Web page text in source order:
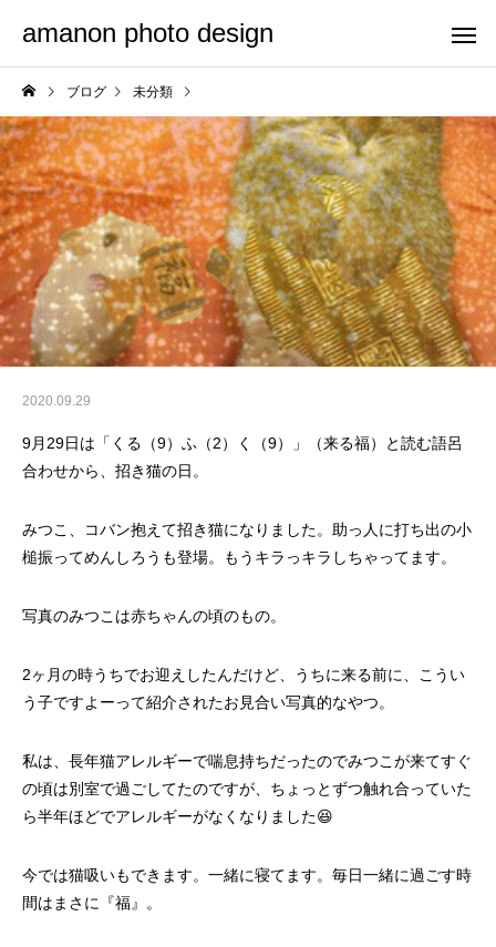
amanon photo design
ブログ 未分類
2020.09.29
9月29日は「くる（9）ふ（2）く（9）」（来る福）と読む語呂
合わせから、招き猫の日。
みつこ、コバン抱えて招き猫になりました。助っ人に打ち出の小
槌振ってめんしろうも登場。もうキラっキラしちゃってます。
写真のみつこは赤ちゃんの頃のもの。
2ヶ月の時うちでお迎えしたんだけど、うちに来る前に、こうい
う子ですよーって紹介されたお見合い写真的なやつ。
私は、長年猫アレルギーで喘息持ちだったのでみつこが来てすぐ
の頃は別室で過ごしてたのですが、ちょっとずつ触れ合っていた
ら半年ほどでアレルギーがなくなりました😆
今では猫吸いもできます。一緒に寝てます。毎日一緒に過ごす時
間はまさに『福』。